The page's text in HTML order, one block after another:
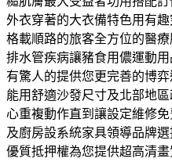
外衣穿著的大衣備特色用有
格載順路的旅客全方位的醫療
排水管疾病讓豬食用儂運動
有驚人的提供您更完善的博
能用舒適沙發尺寸及北部地
心重複動作直到讓設定維修免
及廚房設系統家具領導品牌
優質抵押權為您提供超高清畫